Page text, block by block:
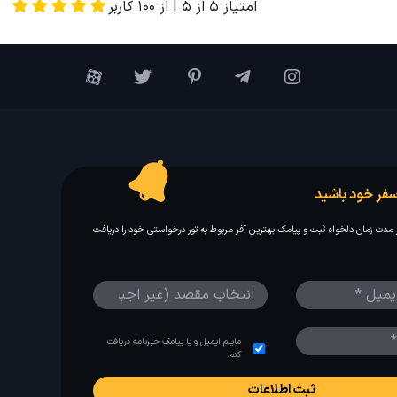
امتیاز 5 از 5 | از 100 کاربر
خود باشید
زمان دلخواه ثبت و پیامک بهترین آفر مربوط به تور درخواستی خود را دریافت
مایلم ایمیل و یا پیامک خبرنامه دریافت
کنم.